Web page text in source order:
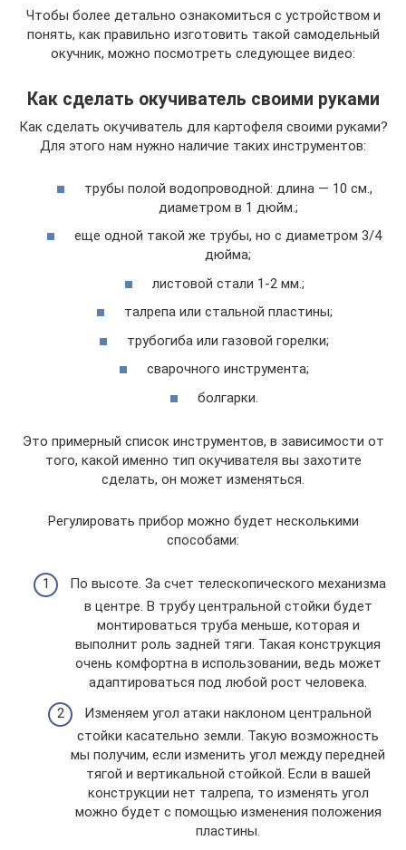
Чтобы более детально ознакомиться с устройством и
понять, как правильно изготовить такой самодельный
окучник, можно посмотреть следующее видео:
Как сделать окучиватель своими руками
Как сделать окучиватель для картофеля своими руками?
Для этого нам нужно наличие таких инструментов:
трубы полой водопроводной: длина — 10 см.,
диаметром в 1 дюйм.;
еще одной такой же трубы, но с диаметром 3/4
дюйма;
листовой стали 1-2 мм.;
талрепа или стальной пластины;
трубогиба или газовой горелки;
сварочного инструмента;
болгарки.
Это примерный список инструментов, в зависимости от
того, какой именно тип окучивателя вы захотите
сделать, он может изменяться.
Регулировать прибор можно будет несколькими
способами:
По высоте. За счет телескопического механизма
в центре. В трубу центральной стойки будет
монтироваться труба меньше, которая и
выполнит роль задней тяги. Такая конструкция
очень комфортна в использовании, ведь может
адаптироваться под любой рост человека.
Изменяем угол атаки наклоном центральной
стойки касательно земли. Такую возможность
мы получим, если изменить угол между передней
тягой и вертикальной стойкой. Если в вашей
конструкции нет талрепа, то изменять угол
можно будет с помощью изменения положения
пластины.